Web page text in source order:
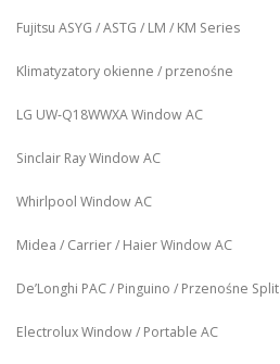
Fujitsu ASYG / ASTG / LM / KM Series
Klimatyzatory okienne / przenośne
LG UW‑Q18WWXA Window AC
Sinclair Ray Window AC
Whirlpool Window AC
Midea / Carrier / Haier Window AC
De’Longhi PAC / Pinguino / Przenośne Split
Electrolux Window / Portable AC